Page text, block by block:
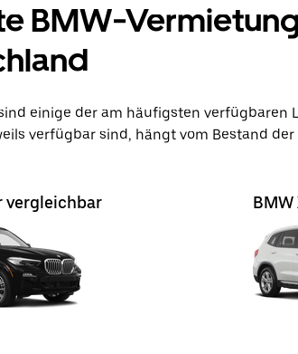
BMW-
einige der am häufigsten verfügbaren
verfügbar sind, hängt vom Bestand
vergleichbar